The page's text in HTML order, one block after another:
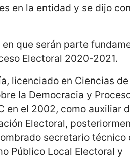
en la entidad y se dijo
que serán parte
Electoral 2020-2021.
licenciado en Ciencias
la Democracia y
en el 2002, como auxiliar
Electoral,
secretario técnico
Público Local Electoral y